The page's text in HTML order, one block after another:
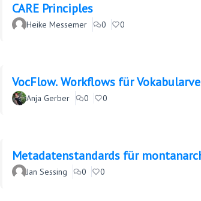
CARE Principles
Heike Messemer 0 0
VocFlow. Workflows für
Anja Gerber 0 0
Metadatenstandards für
Jan Sessing 0 0